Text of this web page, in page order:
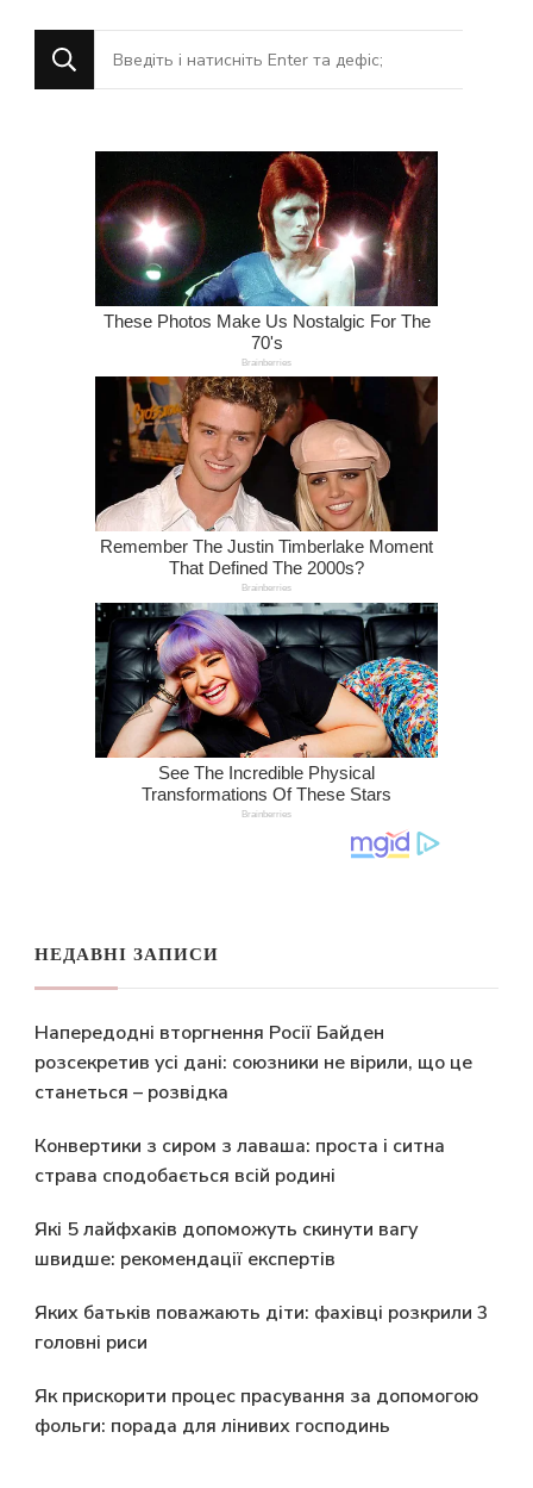
Шукаєте
щось?
НЕДАВНІ ЗАПИСИ
Напередодні вторгнення Росії Байден
розсекретив усі дані: союзники не вірили, що це
станеться – розвідка
Конвертики з сиром з лаваша: проста і ситна
страва сподобається всій родині
Які 5 лайфхаків допоможуть скинути вагу
швидше: рекомендації експертів
Яких батьків поважають діти: фахівці розкрили 3
головні риси
Як прискорити процес прасування за допомогою
фольги: порада для лінивих господинь